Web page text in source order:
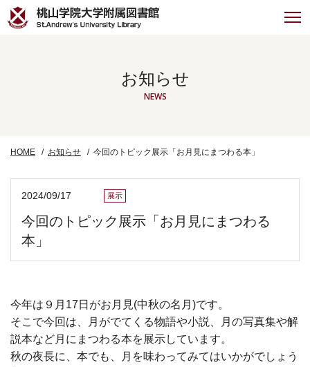
お知らせ
NEWS
HOME お知らせ 今回のトピック展示「お月見にまつわる本」
2024/09/17 展示
今回のトピック展示「お月見にまつわる
本」
今年は９月17日がお月見(中秋の名月)です。
そこで今回は、月がでてくる物語や小説、月の写真集や解
説本など月にまつわる本を展示しています。
秋の夜長に、本でも、月を味わってみてはいかがでしょう